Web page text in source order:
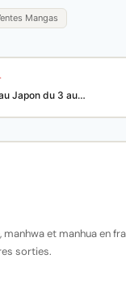
Mangas
Japon du 3 au…
et manhua en
sorties.